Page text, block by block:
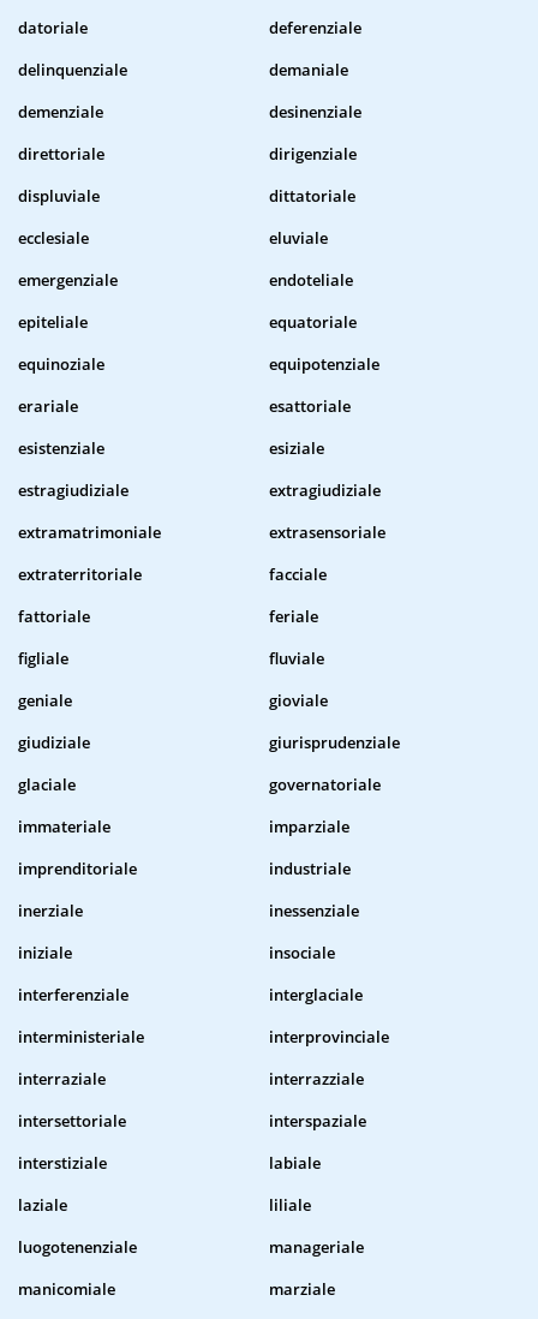
datoriale
deferenziale
delinquenziale
demaniale
demenziale
desinenziale
direttoriale
dirigenziale
displuviale
dittatoriale
ecclesiale
eluviale
emergenziale
endoteliale
epiteliale
equatoriale
equinoziale
equipotenziale
erariale
esattoriale
esistenziale
esiziale
estragiudiziale
extragiudiziale
extramatrimoniale
extrasensoriale
extraterritoriale
facciale
fattoriale
feriale
figliale
fluviale
geniale
gioviale
giudiziale
giurisprudenziale
glaciale
governatoriale
immateriale
imparziale
imprenditoriale
industriale
inerziale
inessenziale
iniziale
insociale
interferenziale
interglaciale
interministeriale
interprovinciale
interraziale
interrazziale
intersettoriale
interspaziale
interstiziale
labiale
laziale
liliale
luogotenenziale
manageriale
manicomiale
marziale